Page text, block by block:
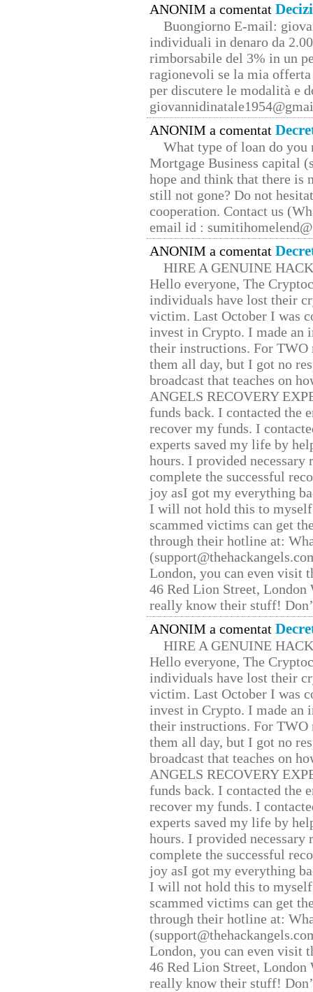
ANONIM a comentat
Buongiorno E-mail:
individuali in denaro da
rimborsabile del 3% in un
ragionevoli se la mia
per discutere le modalità e
ANONIM a comentat
What type of loan do you
Mortgage Business capital
hope and think that there is
still not gone? Do not
cooperation. Contact us
email id :
ANONIM a comentat
HIRE A GENUINE
Hello everyone, The
individuals have lost their
victim. Last October I was
invest in Crypto. I made
their instructions. For TWO
them all day, but I got no
broadcast that teaches on
ANGELS RECOVERY
funds back. I contacted the
recover my funds. I
experts saved my life by
hours. I provided
complete the successful
joy asI got my everything
I will not hold this to
scammed victims can get
through their hotline at:
London, you can even visit
46 Red Lion Street, London
really know their stuff!
ANONIM a comentat
HIRE A GENUINE
Hello everyone, The
individuals have lost their
victim. Last October I was
invest in Crypto. I made
their instructions. For TWO
them all day, but I got no
broadcast that teaches on
ANGELS RECOVERY
funds back. I contacted the
recover my funds. I
experts saved my life by
hours. I provided
complete the successful
joy asI got my everything
I will not hold this to
scammed victims can get
through their hotline at:
London, you can even visit
46 Red Lion Street, London
really know their stuff!